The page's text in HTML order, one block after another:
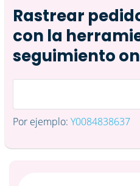
Rastrear
con la
seguimiento
Por ejemplo: Y0084838637